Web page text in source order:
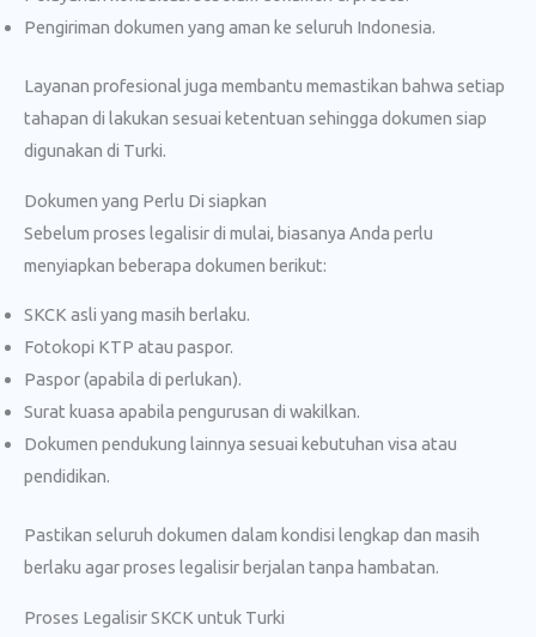
Pengiriman dokumen yang aman ke seluruh Indonesia.
Layanan profesional juga membantu memastikan bahwa setiap
tahapan di lakukan sesuai ketentuan sehingga dokumen siap
digunakan di Turki.
Dokumen yang Perlu Di siapkan
Sebelum proses legalisir di mulai, biasanya Anda perlu
menyiapkan beberapa dokumen berikut:
SKCK asli yang masih berlaku.
Fotokopi KTP atau paspor.
Paspor (apabila di perlukan).
Surat kuasa apabila pengurusan di wakilkan.
Dokumen pendukung lainnya sesuai kebutuhan visa atau
pendidikan.
Pastikan seluruh dokumen dalam kondisi lengkap dan masih
berlaku agar proses legalisir berjalan tanpa hambatan.
Proses Legalisir SKCK untuk Turki